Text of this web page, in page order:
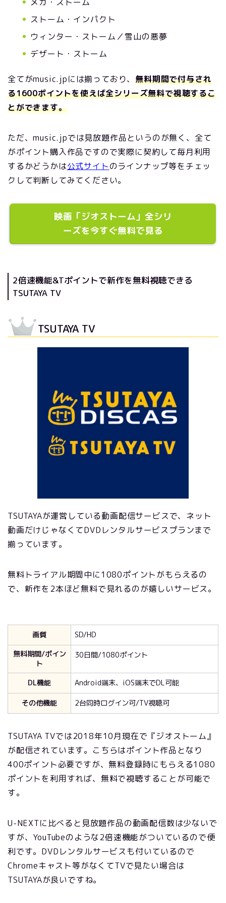
ストーム・インパクト
ウィンター・ストーム／雪山の悪夢
デザート・ストーム
全てがmusic.jpには揃っており、無料期間で付与され
る1600ポイントを使えば全シリーズ無料で視聴するこ
とができます。
ただ、music.jpでは見放題作品というのが無く、全て
がポイント購入作品ですので実際に契約して毎月利用
するかどうかは公式サイトのラインナップ等をチェッ
クして判断してみてください。
映画「ジオストーム」全シリ
ーズを今すぐ無料で見る
2倍速機能&Tポイントで新作を無料視聴できる
TSUTAYA TV
TSUTAYA TV
TSUTAYAが運営している動画配信サービスで、ネット
動画だけじゃなくてDVDレンタルサービスプランまで
揃っています。
無料トライアル期間中に1080ポイントがもらえるの
で、新作を2本ほど無料で見れるのが嬉しいサービス。
画質
SD/HD
無料期間/ポイン
ト
30日間/1080ポイント
DL機能
Android端末、iOS端末でDL可能
その他機能
2台同時ログイン可/TV視聴可
TSUTAYA TVでは2018年10月現在で『ジオストーム』
が配信されています。こちらはポイント作品となり
400ポイント必要ですが、無料登録時にもらえる1080
ポイントを利用すれば、無料で視聴することが可能で
す。
U-NEXTに比べると見放題作品の動画配信数は少ないで
すが、YouTubeのような2倍速機能がついているので便
利です。DVDレンタルサービスも付いているので
Chromeキャスト等がなくてTVで見たい場合は
TSUTAYAが良いですね。